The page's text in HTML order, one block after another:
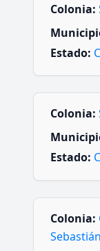
Colonia:
Estado:
Colonia:
Estado:
Colonia:
Sebastián